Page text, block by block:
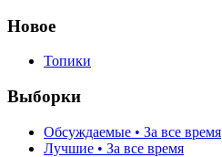
Новое
Топики
Выборки
Обсуждаемые • За все время
Лучшие • За все время